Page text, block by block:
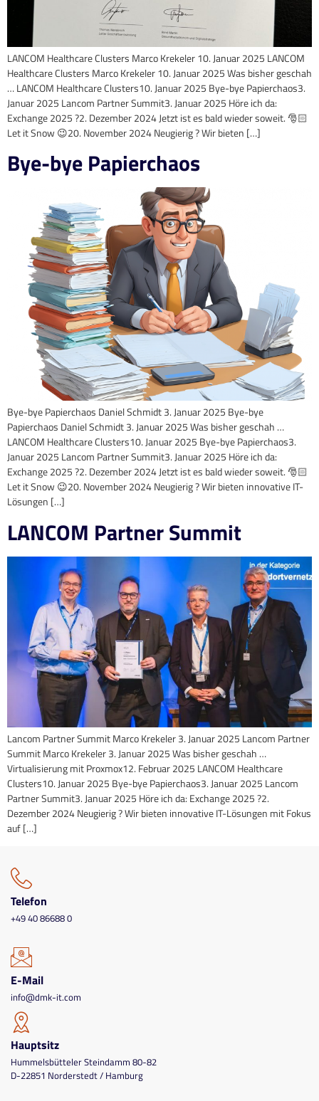
LANCOM Healthcare Clusters Marco Krekeler 10. Januar 2025 LANCOM
Healthcare Clusters Marco Krekeler 10. Januar 2025 Was bisher geschah
… LANCOM Healthcare Clusters10. Januar 2025 Bye-bye Papierchaos3.
Januar 2025 Lancom Partner Summit3. Januar 2025 Höre ich da:
Exchange 2025 ?2. Dezember 2024 Jetzt ist es bald wieder soweit. 🎅🏻
Let it Snow 😉20. November 2024 Neugierig ? Wir bieten […]
Bye-bye Papierchaos
Bye-bye Papierchaos Daniel Schmidt 3. Januar 2025 Bye-bye
Papierchaos Daniel Schmidt 3. Januar 2025 Was bisher geschah …
LANCOM Healthcare Clusters10. Januar 2025 Bye-bye Papierchaos3.
Januar 2025 Lancom Partner Summit3. Januar 2025 Höre ich da:
Exchange 2025 ?2. Dezember 2024 Jetzt ist es bald wieder soweit. 🎅🏻
Let it Snow 😉20. November 2024 Neugierig ? Wir bieten innovative IT-
Lösungen […]
LANCOM Partner Summit
Lancom Partner Summit Marco Krekeler 3. Januar 2025 Lancom Partner
Summit Marco Krekeler 3. Januar 2025 Was bisher geschah …
Virtualisierung mit Proxmox12. Februar 2025 LANCOM Healthcare
Clusters10. Januar 2025 Bye-bye Papierchaos3. Januar 2025 Lancom
Partner Summit3. Januar 2025 Höre ich da: Exchange 2025 ?2.
Dezember 2024 Neugierig ? Wir bieten innovative IT-Lösungen mit Fokus
auf […]
Telefon
+49 40 86688 0
E-Mail
info@dmk-it.com
Hauptsitz
Hummelsbütteler Steindamm 80-82
D-22851 Norderstedt / Hamburg